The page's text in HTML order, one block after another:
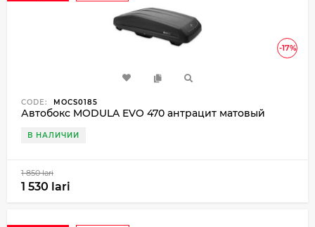
-17%
CODE: MOCS0185
Автобокс MODULA EVO 470 антрацит матовый
В НАЛИЧИИ
1 850 lari
1 530 lari